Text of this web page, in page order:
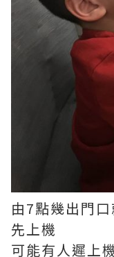
由7點幾出門
先上機
可能有人遲上